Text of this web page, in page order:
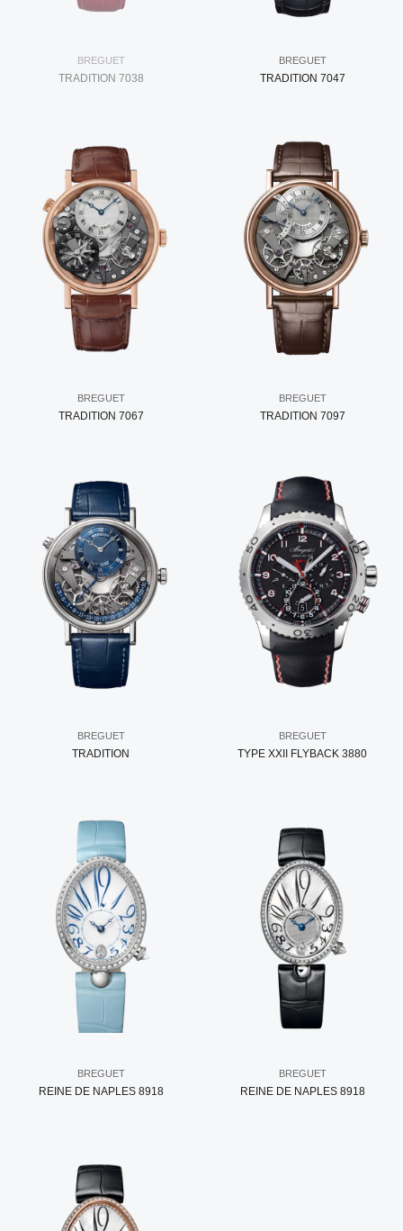
BREGUET
TRADITION 7038
BREGUET
TRADITION 7047
BREGUET
TRADITION 7067
BREGUET
TRADITION 7097
BREGUET
TRADITION
BREGUET
TYPE XXII FLYBACK 3880
BREGUET
REINE DE NAPLES 8918
BREGUET
REINE DE NAPLES 8918